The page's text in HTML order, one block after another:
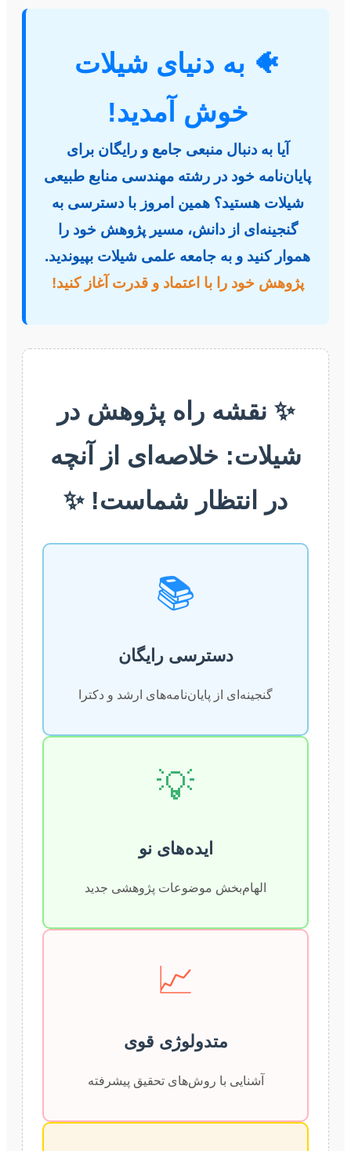
🐠 به دنیای شیلات
خوش آمدید!
آیا به دنبال منبعی جامع و رایگان برای
پایان‌نامه خود در رشته مهندسی منابع طبیعی
شیلات هستید؟ همین امروز با دسترسی به
گنجینه‌ای از دانش، مسیر پژوهش خود را
هموار کنید و به جامعه علمی شیلات بپیوندید.
پژوهش خود را با اعتماد و قدرت آغاز کنید!
✨ نقشه راه پژوهش در
شیلات: خلاصه‌ای از آنچه
در انتظار شماست! ✨
📚
دسترسی رایگان
گنجینه‌ای از پایان‌نامه‌های ارشد و دکترا
💡
ایده‌های نو
الهام‌بخش موضوعات پژوهشی جدید
📈
متدولوژی قوی
آشنایی با روش‌های تحقیق پیشرفته